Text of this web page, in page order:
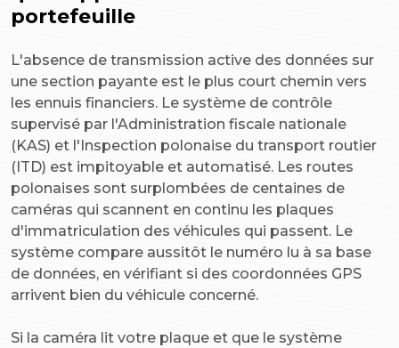
portefeuille
L'absence de transmission active des données sur
une section payante est le plus court chemin vers
les ennuis financiers. Le système de contrôle
supervisé par l'Administration fiscale nationale
(KAS) et l'Inspection polonaise du transport routier
(ITD) est impitoyable et automatisé. Les routes
polonaises sont surplombées de centaines de
caméras qui scannent en continu les plaques
d'immatriculation des véhicules qui passent. Le
système compare aussitôt le numéro lu à sa base
de données, en vérifiant si des coordonnées GPS
arrivent bien du véhicule concerné.
Si la caméra lit votre plaque et que le système